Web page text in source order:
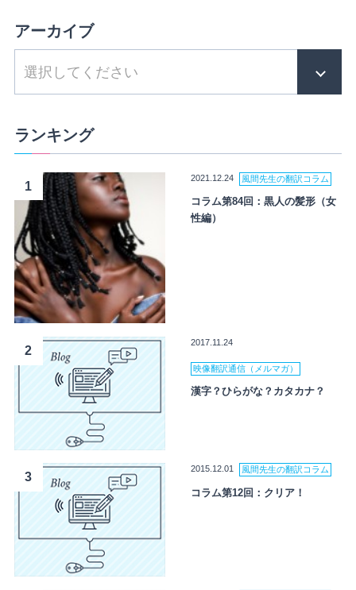
アーカイブ
ランキング
1
2021.12.24 風間先生の翻訳コラム
コラム第84回：黒人の髪形（女
性編）
2
2017.11.24
映像翻訳通信（メルマガ）
漢字？ひらがな？カタカナ？
3
2015.12.01 風間先生の翻訳コラム
コラム第12回：クリア！